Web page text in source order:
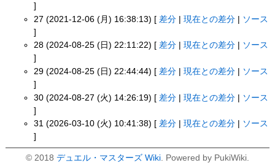
]
27 (2021-12-06 (月) 16:38:13) [ 差分 |現在との差分 | ソース
]
28 (2024-08-25 (日) 22:11:22) [ 差分 |現在との差分
ソース
]
29 (2024-08-25 (日) 22:44:44) [ 差分 |現在との差分
ソース
]
30 (2024-08-27 (火) 14:26:19) [ 差分 |現在との差分 | ソース
]
31 (2026-03-10 (火) 10:41:38) [ 差分 |現在との差分
ソース
]
© 2018 デュエル・マスターズ Wiki . Powered by PukiWiki.